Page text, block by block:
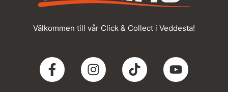
Välkommen till vår Click & Collect i Veddesta!